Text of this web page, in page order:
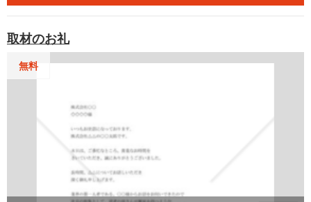
取材のお礼
無料